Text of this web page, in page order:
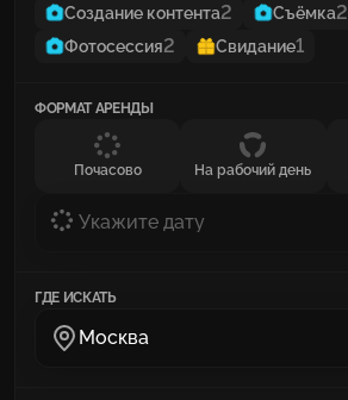
Создание контента2 Съёмка2
Фотосессия2 Свидание1
ФОРМАТ АРЕНДЫ
Почасово На рабочий день
Укажите дату
ГДЕ ИСКАТЬ
Москва